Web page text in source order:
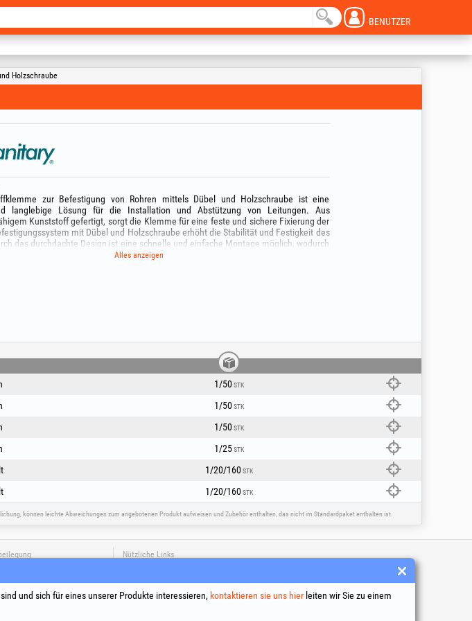
BENUTZER
Holzschraube
zur Befestigung von Rohren mittels Dübel und Holzschraube ist eine
langlebige Lösung für die Installation und Abstützung von Leitungen. Aus
Kunststoff gefertigt, sorgt die Klemme für eine feste und sichere Fixierung der
mit Dübel und Holzschraube erhöht die Stabilität und Festigkeit des
das durchdachte Design ist eine schnelle und einfache Montage möglich, wodurch
minimiert werden. Damit ist sie eine praktische Option für Sanitärinstallationen,
Alles anzeigen
1/50STK
1/50STK
1/50STK
1/25STK
1/20/160STK
1/20/160STK
können leichte Abweichungen zum angebotenen Produkt aufweisen und Zubehör enthalten, das nicht im Standardpaket enthalten ist.
Nützliche Links
Verarbeitung personenbezogener Daten
und sich für eines unserer Produkte interessieren, kontaktieren sie uns hier leiten wir Sie zu einem